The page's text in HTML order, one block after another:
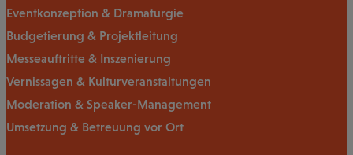
Eventkonzeption & Dramaturgie
Budgetierung & Projektleitung
Messeauftritte & Inszenierung
Vernissagen & Kulturveranstaltungen
Moderation & Speaker-Management
Umsetzung & Betreuung vor Ort